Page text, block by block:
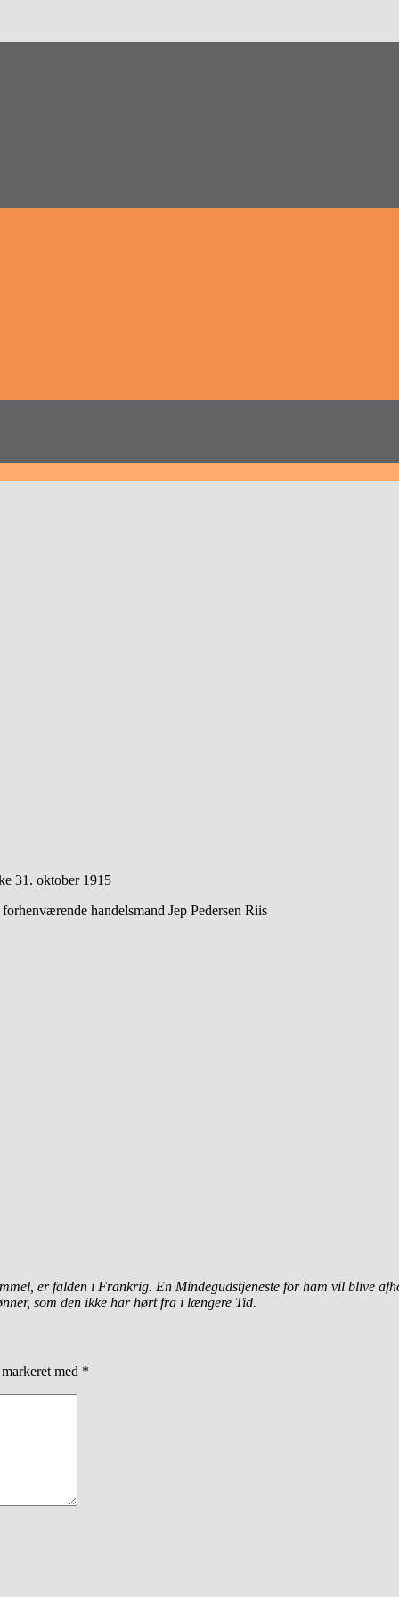
31. oktober 1915
handelsmand Jep Pedersen Riis
er falden i Frankrig. En Mindegudstjeneste for ham vil blive
som den ikke har hørt fra i længere Tid.
med *